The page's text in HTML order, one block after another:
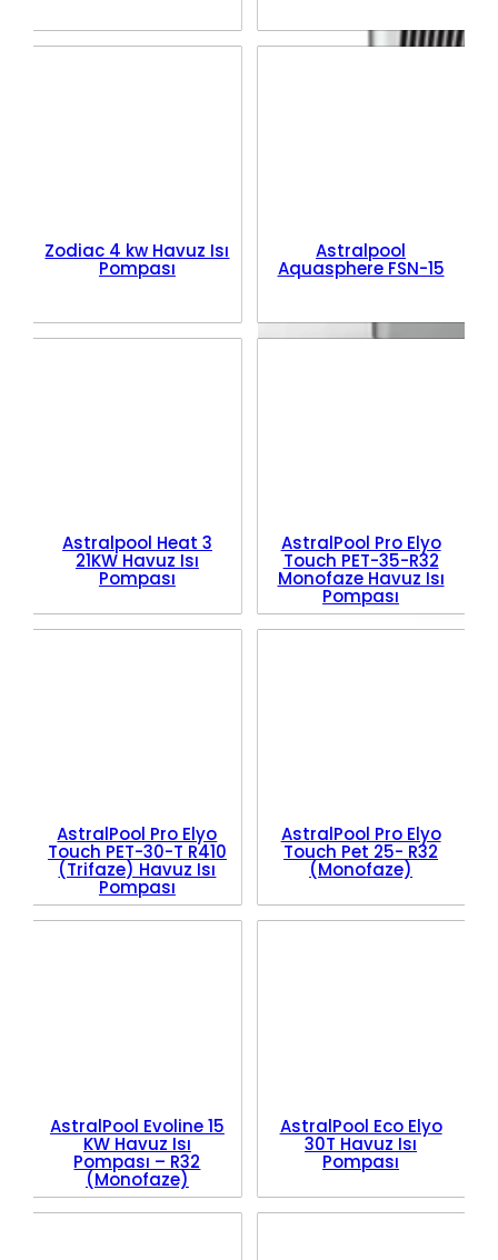
Zodiac 4 kw Havuz Isı
Pompası
Astralpool
Aquasphere FSN-15
Astralpool Heat 3
21KW Havuz Isı
Pompası
AstralPool Pro Elyo
Touch PET-35-R32
Monofaze Havuz Isı
Pompası
AstralPool Pro Elyo
Touch PET-30-T R410
(Trifaze) Havuz Isı
Pompası
AstralPool Pro Elyo
Touch Pet 25- R32
(Monofaze)
AstralPool Evoline 15
KW Havuz Isı
Pompası – R32
(Monofaze)
AstralPool Eco Elyo
30T Havuz Isı
Pompası